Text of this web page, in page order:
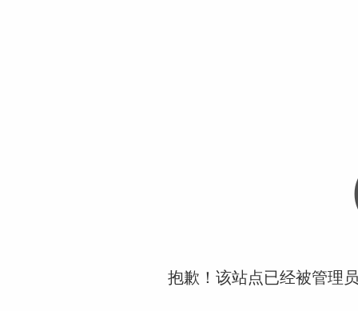
抱歉！该站点已经被管理